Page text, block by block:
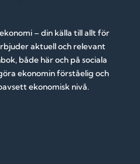
– din källa till allt för
aktuell och relevant
både här och på sociala
ekonomin förståelig och
ekonomisk nivå.